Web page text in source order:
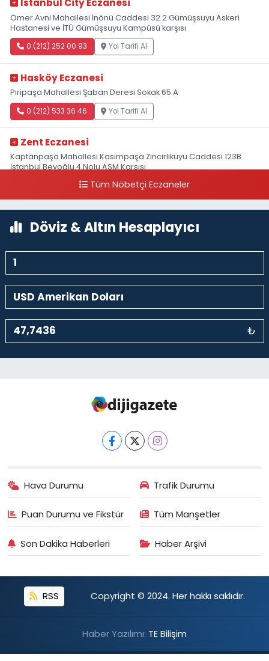
Istanbul City Eczanesi
Ömer Avni Mahallesi İnönü Caddesi 32 2 Gümüşsuyu Askeri
Hastanesi ve İTÜ Gümüşsuyu Kampüsü karşısı
0 (212) 252 00 93 Yol Tarifi Al
Hasköy Eczanesi
Piripaşa Mahallesi Şaban Deresi Sokak 65 A
0 (212) 533 36 46 Yol Tarifi Al
Zent Eczanesi
Kaptanpaşa Mahallesi Kasımpaşa Zincirlikuyu Caddesi 123B
İstanbul Beyoğlu 4 Nolu ASM Karşısı
0 (212) 297 96 92 Yol Tarifi Al
Tüm Nöbetçi Eczaneler
Döviz & Altın Hesaplayıcı
₺
Hava Durumu Trafik Durumu
Puan Durumu ve Fikstür Tüm Manşetler
Son Dakika Haberleri Haber Arşivi
RSS Copyright © 2024. Her hakkı saklıdır.
Haber Yazılımı: TE Bilişim